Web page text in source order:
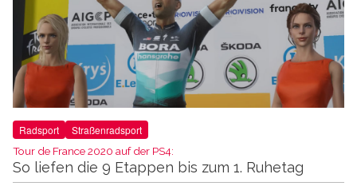
Radsport Straßenradsport
Tour de France 2020 auf der PS4:
So liefen die 9 Etappen bis zum 1. Ruhetag